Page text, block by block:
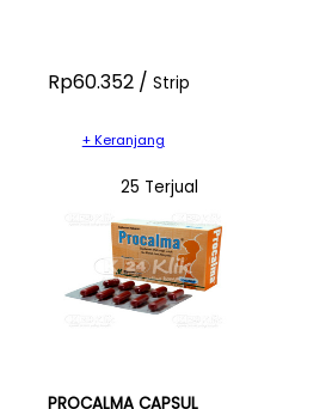
Rp60.352 / Strip
+ Keranjang
25 Terjual
PROCALMA CAPSUL